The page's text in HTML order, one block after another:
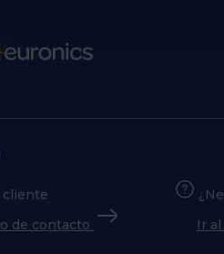
de contacto
Ir